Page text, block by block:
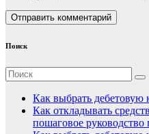
Поиск
Как выбрать дебетовую
Как откладывать
пошаговое